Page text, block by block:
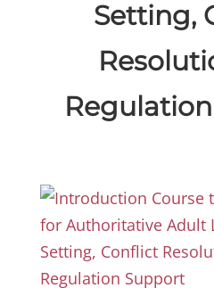
Setting,